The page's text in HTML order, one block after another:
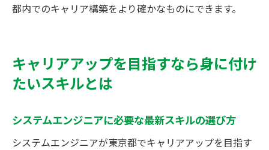
都内でのキャリア構築をより確かなものにできます。
キャリアアップを目指すなら身に付け
たいスキルとは
システムエンジニアに必要な最新スキルの選び方
システムエンジニアが東京都でキャリアアップを目指す